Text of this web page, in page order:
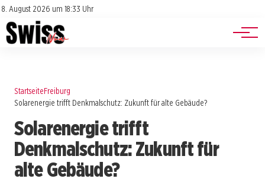
8. August 2026 um 18:33 Uhr
Impressum
Datenschutz
Jobs
Events
StartseiteFreiburg
Solarenergie trifft Denkmalschutz: Zukunft für alte Gebäude?
Solarenergie trifft
Denkmalschutz: Zukunft für
alte Gebäude?